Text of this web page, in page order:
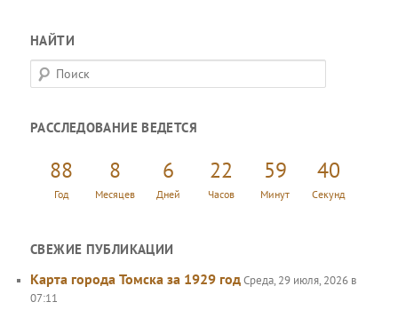
НАЙТИ
П
о
с
РАССЛЕДОВАНИЕ ВЕДЕТСЯ
88
Год
8
Месяцев
6
Дней
22
Часов
59
Минут
40
Секунд
СВЕЖИЕ ПУБЛИКАЦИИ
Карта города Томска за 1929 годСреда, 29 июля, 2026 в
07:11